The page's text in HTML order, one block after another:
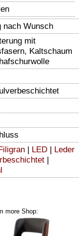
nach Wunsch
mit
Kaltschaum
| LED | Leder
|
more Shop: